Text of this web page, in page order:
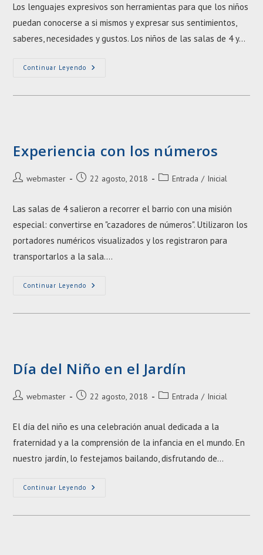
entrada:
entrada:
Los lenguajes expresivos son herramientas para que los niños
puedan conocerse a si mismos y expresar sus sentimientos,
saberes, necesidades y gustos. Los niños de las salas de 4 y…
Continuar Leyendo Clase
Lenguajes
Experiencia con los números
Autor
entrada:
webmaster
Entrada22 agosto, 2018
Categoría
entrada:
Entrada / Inicial
Las salas de 4 salieron a recorrer el barrio con una misión
especial: convertirse en "cazadores de números". Utilizaron los
portadores numéricos visualizados y los registraron para
transportarlos a la sala.…
Continuar Leyendo Experiencia
Números
Día del Niño en el Jardín
Autor
entrada:
webmaster
Entrada22 agosto, 2018
Categoría
entrada:
Entrada / Inicial
El día del niño es una celebración anual dedicada a la
fraternidad y a la comprensión de la infancia en el mundo. En
nuestro jardín, lo festejamos bailando, disfrutando de…
Continuar Leyendo Día
En